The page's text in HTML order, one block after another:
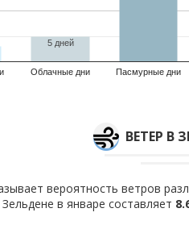
Облачные дни Пасмурные дни
5 дней
ВЕТЕР В
вероятность ветров
в январе составляет